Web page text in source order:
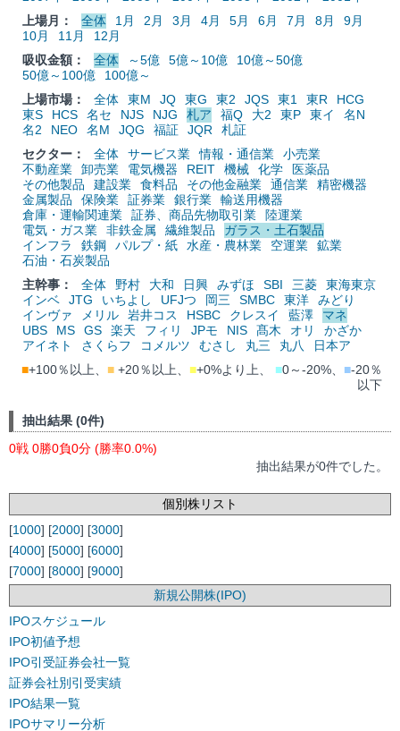
上場月：
全体 1月 2月 3月 4月 5月 6月 7月 8月
9月
10月
11月
12月
吸収金額：
全体 ～5億 5億～10億
10億～50億
50億～100億
100億～
上場市場：
全体 東M JQ 東G 東2 JQS 東1 東R
HCG
東S
HCS 名セ NJS NJG 札ア 福Q 大2 東P 東イ
名N
名2
NEO 名M JQG 福証 JQR
札証
セクター：
全体 サービス業 情報・通信業
小売業
不動産業
卸売業 電気機器 REIT 機械 化学
医薬品
その他製品
建設業 食料品 その他金融業 通信業
精密機器
金属製品
保険業 証券業 銀行業
輸送用機器
倉庫・運輸関連業
証券、商品先物取引業
陸運業
電気・ガス業
非鉄金属 繊維製品
ガラス・土石製品
インフラ
鉄鋼 パルプ・紙 水産・農林業 空運業
鉱業
石油・石炭製品
主幹事：
全体 野村 大和 日興 みずほ SBI 三菱
東海東京
インベ
JTG いちよし UFJつ 岡三 SMBC 東洋
みどり
インヴァ
メリル 岩井コス HSBC クレスイ 藍澤
マネ
UBS
MS GS 楽天 フィリ JPモ NIS 髙木 オリ
かざか
アイネト
さくらフ コメルツ むさし 丸三 丸八
日本ア
■+100％以上、 ■ +20％以上、 ■+0%より上、 ■0～-20%、 ■-20％
以下
抽出結果 (0件)
0戦 0勝0負0分 (勝率0.0%)
抽出結果が0件でした。
個別株リスト
[1000] [2000] [3000]
[4000] [5000] [6000]
[7000] [8000] [9000]
新規公開株(IPO)
IPOスケジュール
IPO初値予想
IPO引受証券会社一覧
証券会社別引受実績
IPO結果一覧
IPOサマリー分析